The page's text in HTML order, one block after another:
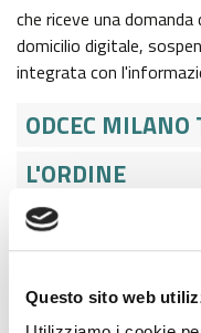
Questo sito web
che riceve una
domicilio digitale,
integrata con
ODCEC MILANO
L'ORDINE
CERCA
EVENTI